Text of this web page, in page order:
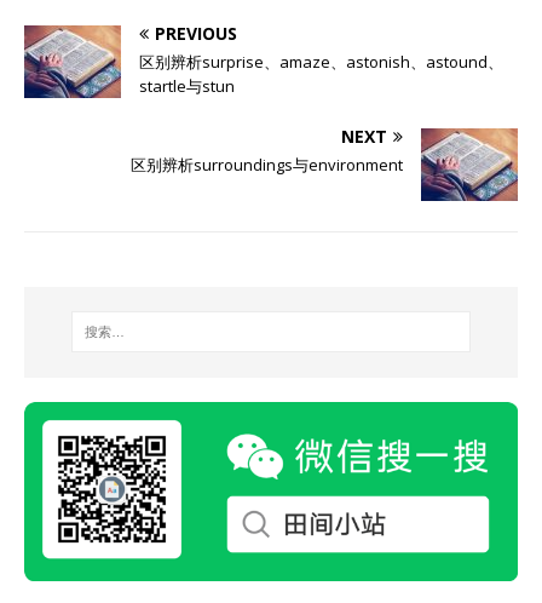
PREVIOUS
区别辨析surprise、amaze、astonish、astound、
startle与stun
NEXT
区别辨析surroundings与environment